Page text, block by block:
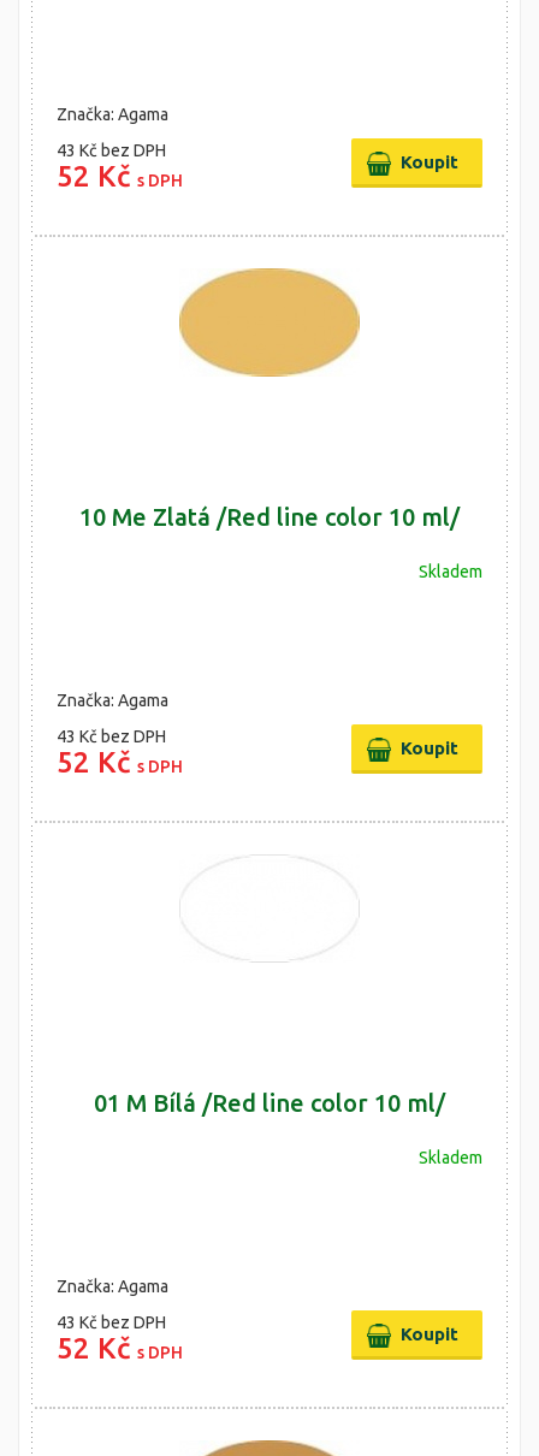
Značka: Agama
43 Kč bez DPH
52 Kč s DPH
10 Me Zlatá /Red line color 10 ml/
Skladem
Značka: Agama
43 Kč bez DPH
52 Kč s DPH
01 M Bílá /Red line color 10 ml/
Skladem
Značka: Agama
43 Kč bez DPH
52 Kč s DPH